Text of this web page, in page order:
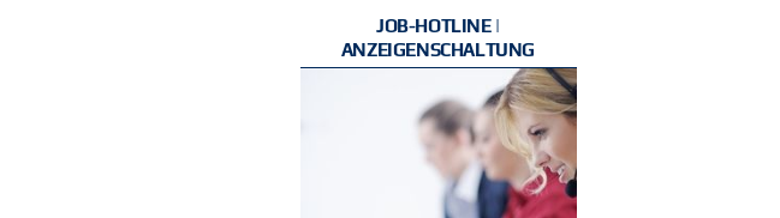
JOB-HOTLINE |
ANZEIGENSCHALTUNG